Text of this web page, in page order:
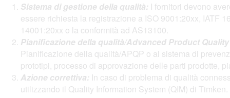
Sistema di gestione della qualità: I fornitori devono
essere richiesta la registrazione a ISO 9001:20xx, IATF
14001:20xx o la conformità ad AS13100.
Pianificazione della qualità/Advanced Product
Pianificazione della qualità/APQP o al sistema di
prototipi, processo di approvazione delle parti prodotte,
Azione correttiva: In caso di problema di qualità
utilizzando il Quality Information System (QIM) di Timken.